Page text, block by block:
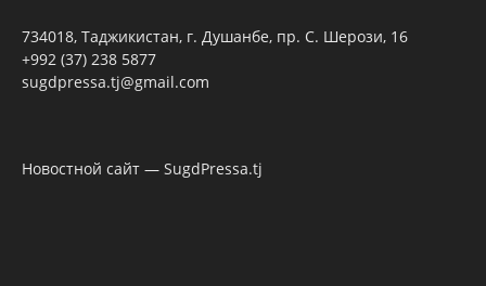
734018, Таджикистан, г. Душанбе, пр. С. Шерози, 16
+992 (37) 238 5877
sugdpressa.tj@gmail.com
Новостной сайт — SugdPressa.tj